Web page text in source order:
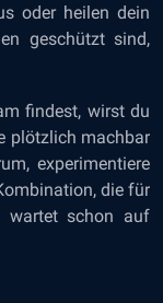
oder heilen dein
geschützt sind,
findest, wirst du
plötzlich machbar
experimentiere
die für
wartet schon auf